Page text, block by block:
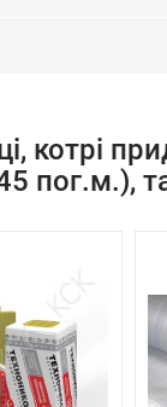
котрі
пог.м.),